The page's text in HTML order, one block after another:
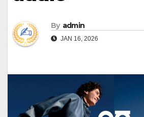
By admin
JAN 16, 2026